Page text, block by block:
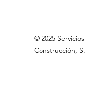
© 2025 Servicios
Construcción,